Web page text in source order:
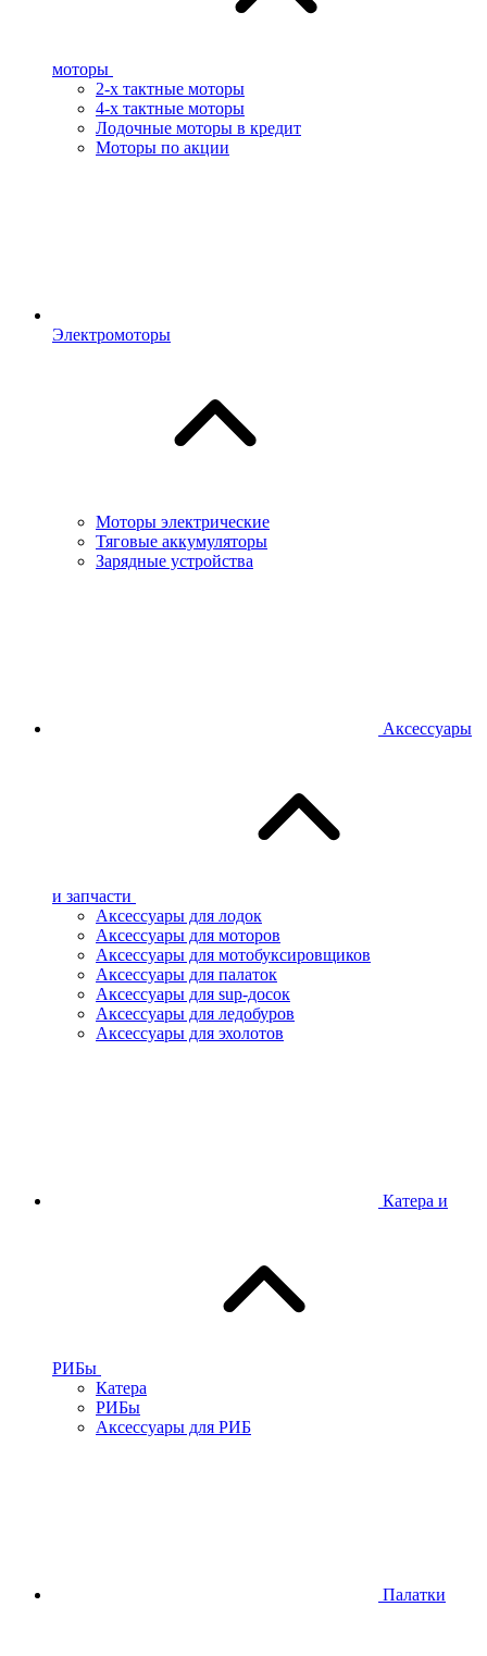
моторы
2-х тактные моторы
4-х тактные моторы
Лодочные моторы в кредит
Моторы по акции
Электромоторы
Моторы электрические
Тяговые аккумуляторы
Зарядные устройства
Аксессуары
и запчасти
Аксессуары для лодок
Аксессуары для моторов
Аксессуары для мотобуксировщиков
Аксессуары для палаток
Аксессуары для sup-досок
Аксессуары для ледобуров
Аксессуары для эхолотов
Катера и
РИБы
Катера
РИБы
Аксессуары для РИБ
Палатки